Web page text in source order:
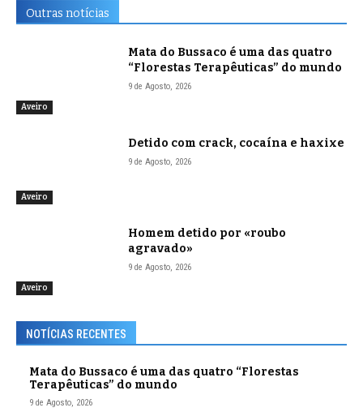
Outras notícias
Aveiro
Mata do Bussaco é uma das quatro
“Florestas Terapêuticas” do mundo
9 de Agosto, 2026
Aveiro
Detido com crack, cocaína e haxixe
9 de Agosto, 2026
Aveiro
Homem detido por «roubo
agravado»
9 de Agosto, 2026
NOTÍCIAS RECENTES
Mata do Bussaco é uma das quatro “Florestas
Terapêuticas” do mundo
9 de Agosto, 2026